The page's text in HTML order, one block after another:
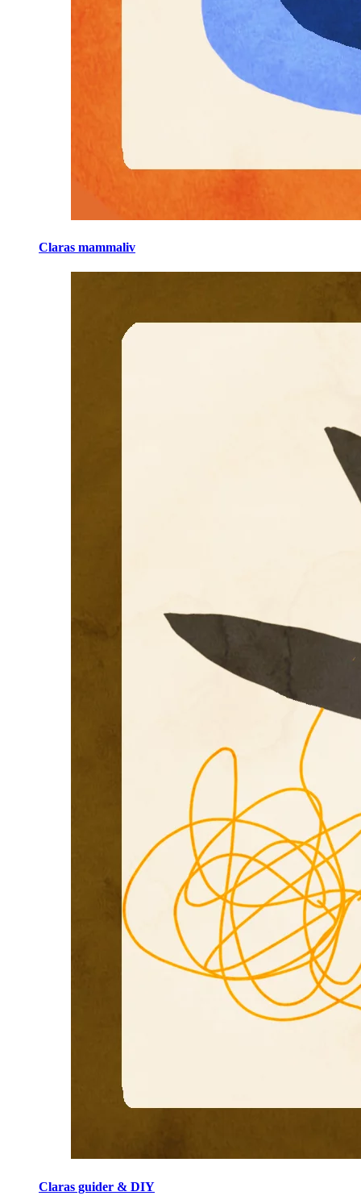
Claras mammaliv
Claras guider & DIY